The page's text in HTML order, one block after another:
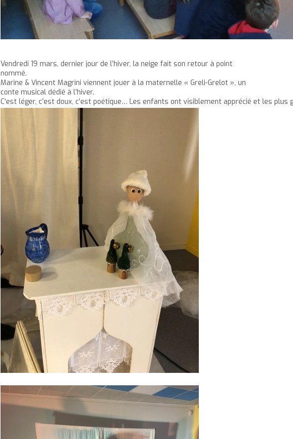
Vendredi 19 mars, dernier jour de l’hiver, la neige fait son retour à point
nommé.
Marine & Vincent Magrini viennent jouer à la maternelle « Greli-Grelot », un
conte musical dédié à l’hiver.
C’est léger, c’est doux, c’est poétique… Les enfants ont visiblement apprécié et les plus